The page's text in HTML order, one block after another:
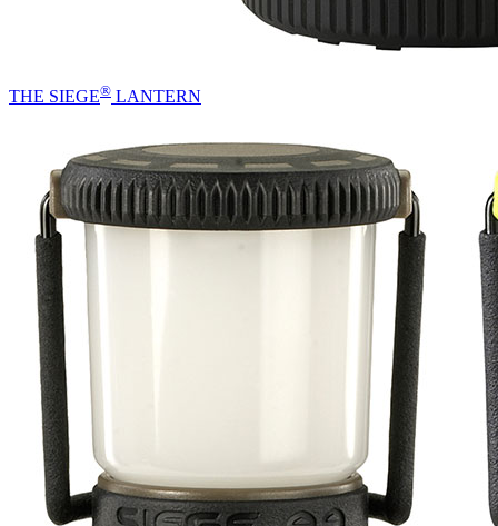
THE SIEGE® LANTERN